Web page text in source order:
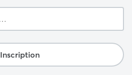
Inscription